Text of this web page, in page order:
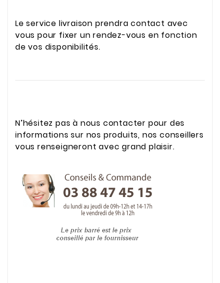
Le service livraison prendra contact avec
vous pour fixer un rendez-vous en fonction
de vos disponibilités.
N’hésitez pas à nous contacter pour des
informations sur nos produits, nos conseillers
vous renseigneront avec grand plaisir.